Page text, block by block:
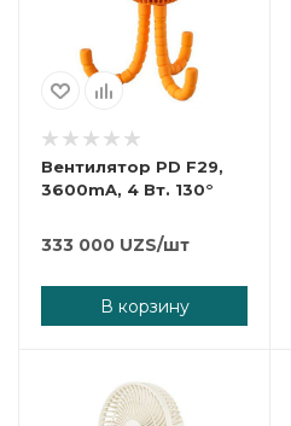
Вентилятор PD F29,
3600mA, 4 Вт. 130°
333 000 UZS/шт
В корзину